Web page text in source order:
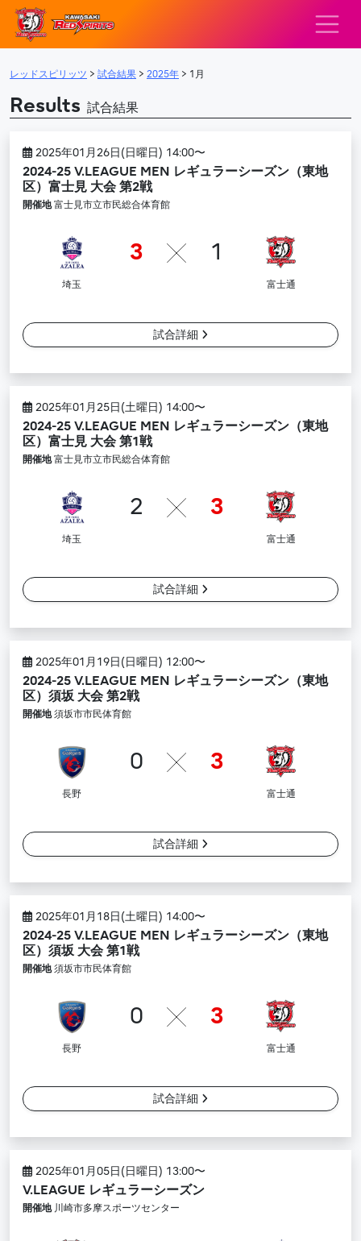
メインナビゲーション
レッドスピリ
レッドスピリッツ > 試合結果 > 2025年 > 1月
Results 試合結果
2025年01月26日(日曜日) 14:00〜
2024-25 V.LEAGUE MEN レギュラーシーズン（東地
区）富士見 大会 第2戦
開催地富士見市立市民総合体育館
3 1
埼玉 富士通
試合詳細
2025年01月25日(土曜日) 14:00〜
2024-25 V.LEAGUE MEN レギュラーシーズン（東地
区）富士見 大会 第1戦
開催地富士見市立市民総合体育館
2 3
埼玉 富士通
試合詳細
2025年01月19日(日曜日) 12:00〜
2024-25 V.LEAGUE MEN レギュラーシーズン（東地
区）須坂 大会 第2戦
開催地須坂市市民体育館
0 3
長野 富士通
試合詳細
2025年01月18日(土曜日) 14:00〜
2024-25 V.LEAGUE MEN レギュラーシーズン（東地
区）須坂 大会 第1戦
開催地須坂市市民体育館
0 3
長野 富士通
試合詳細
2025年01月05日(日曜日) 13:00〜
V.LEAGUE レギュラーシーズン
開催地川崎市多摩スポーツセンター